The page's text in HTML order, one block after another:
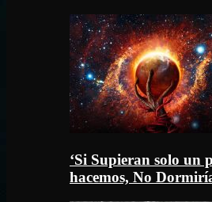
‘Si Supieran solo un
hacemos, No